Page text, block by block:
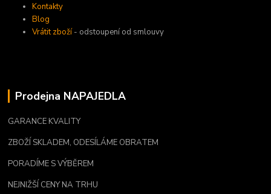
Kontakty
Blog
Vrátit zboží- odstoupení od smlouvy
Prodejna NAPAJEDLA
GARANCE KVALITY
ZBOŽÍ SKLADEM, ODESÍLÁME OBRATEM
PORADÍME S VÝBĚREM
NEJNIŽŠÍ CENY NA TRHU